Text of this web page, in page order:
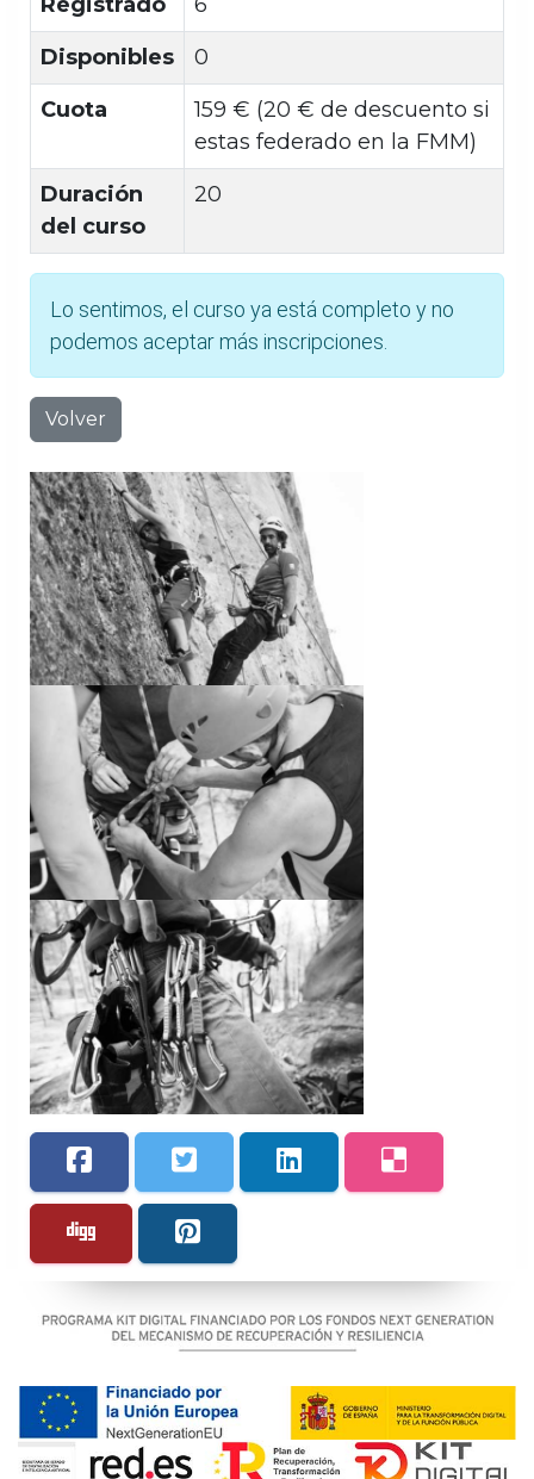
Disponibles
0
Cuota
159 € (20 € de descuento si
estas federado en la FMM)
Duración
del curso
20
Lo sentimos, el curso ya está completo y no
podemos aceptar más inscripciones.
Volver